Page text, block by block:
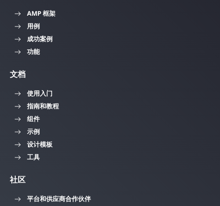
AMP 框架
用例
成功案例
功能
文档
使用入门
指南和教程
组件
示例
设计模板
工具
社区
平台和供应商合作伙伴